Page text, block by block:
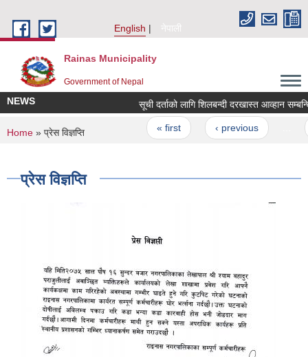
English
नेपाली
Rainas Municipality
Government of Nepal
NEWS सूची दर्ताको लागि शिलबन्दी दरखास्त आव्हान
Pages
« first ‹ previous
You are here
Home » प्रेस विज्ञप्ति
प्रेस विज्ञप्ति